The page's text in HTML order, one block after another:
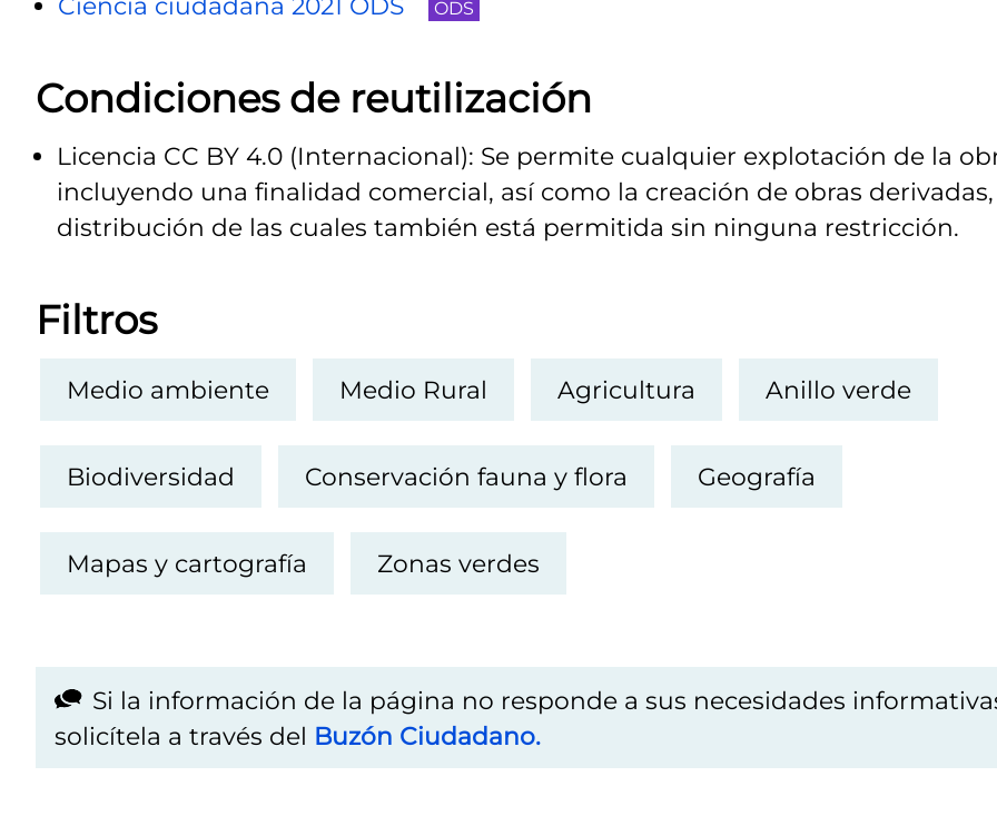
Ciencia ciudadana 2021 ODS ODS
Condiciones de reutilización
Licencia CC BY 4.0 (Internacional): Se permite cualquier explotación de la
incluyendo una finalidad comercial, así como la creación de obras derivadas,
distribución de las cuales también está permitida sin ninguna restricción.
Filtros
Medio ambiente Medio Rural Agricultura Anillo verde
Biodiversidad Conservación fauna y flora Geografía
Mapas y cartografía Zonas verdes
Si la información de la página no responde a sus necesidades
solicítela a través del Buzón Ciudadano.